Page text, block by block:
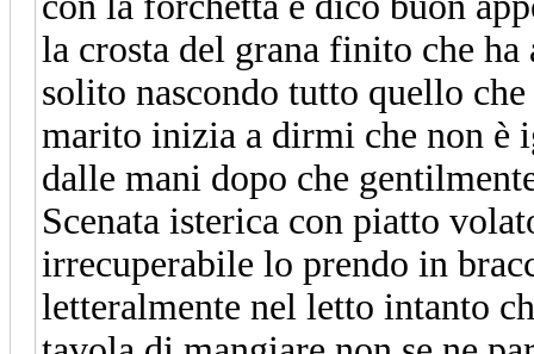
la crosta del grana finito che
solito nascondo tutto quello
marito inizia a dirmi che non è
dalle mani dopo che
Scenata isterica con piatto
irrecuperabile lo prendo in
letteralmente nel letto intanto